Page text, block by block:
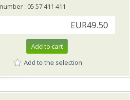
: 05 57 411 411
EUR49.50
Add to cart
Add to the selection